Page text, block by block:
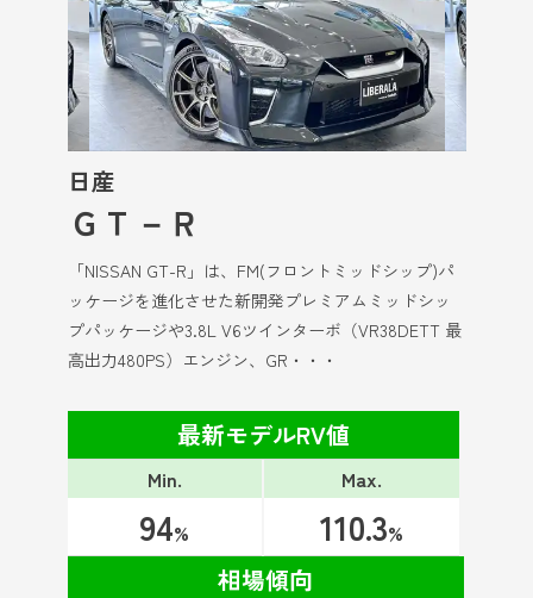
日産
ＧＴ－Ｒ
「NISSAN GT-R」は、FM(フロントミッドシップ)パ
ッケージを進化させた新開発プレミアムミッドシッ
プパッケージや3.8L V6ツインターボ（VR38DETT 最
高出力480PS）エンジン、GR・・・
最新モデルRV値
Min.
94%
Max.
110.3%
相場傾向